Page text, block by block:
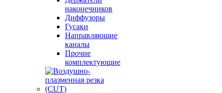
наконечников
Диффузоры
Гусаки
Направляющие
каналы
Прочие
комплектующие